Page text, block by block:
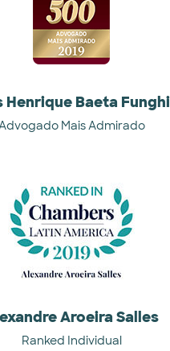
Henrique Baeta Funghi
Mais Admirado
Aroeira Salles
Ranked Individual